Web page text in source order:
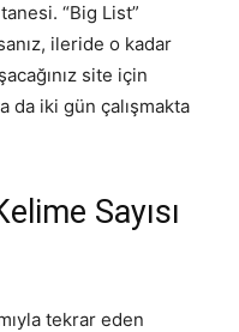
“Big List”
ileride o kadar
site için
da iki gün çalışmakta
Sayısı
tekrar eden